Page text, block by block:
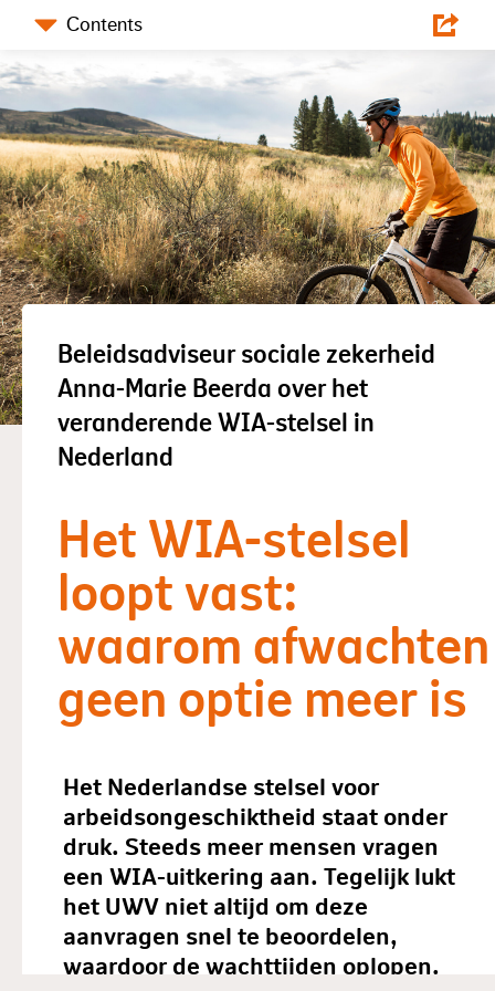
Beleidsadviseur sociale zekerheid
Anna-Marie Beerda over het
veranderende WIA-stelsel in
Nederland
Het WIA-stelsel
loopt vast:
waarom afwachten
geen optie meer is
Het Nederlandse stelsel voor
arbeidsongeschiktheid staat onder
druk. Steeds meer mensen vragen
een WIA-uitkering aan. Tegelijk lukt
het UWV niet altijd om deze
aanvragen snel te beoordelen,
waardoor de wachttijden oplopen.
Deel dit artikel
Facebook
Twitter
LinkedIn
Contents